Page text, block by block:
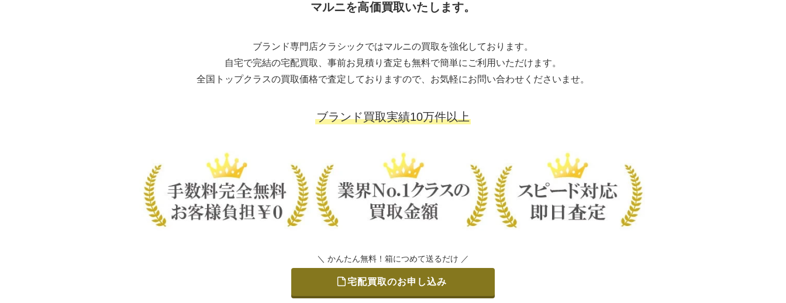
マルニを高価買取いたします。
ブランド専門店クラシックではマルニの買取を強化しております。
自宅で完結の宅配買取、事前お見積り査定も無料で簡単にご利用いただけます。
全国トップクラスの買取価格で査定しておりますので、お気軽にお問い合わせくださいませ。
ブランド買取実績10万件以上
＼ かんたん無料！箱につめて送るだけ ／
宅配買取のお申し込み